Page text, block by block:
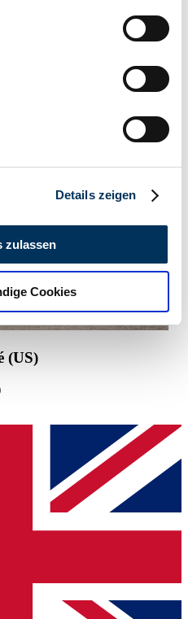
geografische Lage
(Fingerprinting) identifizieren
Ihre persönlichen Daten
wir Informationen zu Ihrer
an unsere Partner für
Analysen weiter. Unsere
möglicherweise mit
Sie ihnen bereitgestellt
Details zeigen
zulassen
Cookies
(US)